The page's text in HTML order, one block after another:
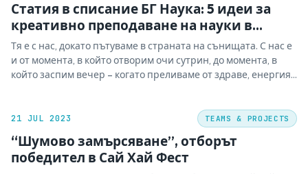
Статия в списание БГ Наука: 5 идеи за
креативно преподаване на науки в
училище.
Тя е с нас, докато пътуваме в страната на сънищата. С нас е
и от момента, в който отворим очи сутрин, до момента, в
който заспим вечер – когато преливаме от здраве, енергия
21 JUL 2023 TEAMS & PROJECTS
“Шумово замърсяване”, отборът
победител в Сай Хай Фест